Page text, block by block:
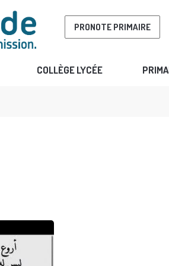
PRONOTE PRIMAIRE
COLLÈGE LYCÉE